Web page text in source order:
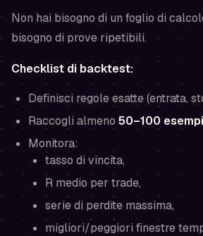
Non hai bisogno di un foglio di
bisogno di prove ripetibili.
Checklist di backtest:
Definisci regole esatte (entrata,
Raccogli almeno 50–100 esempi
Monitora:
tasso di vincita,
R medio per trade,
serie di perdite massima,
migliori/peggiori finestre